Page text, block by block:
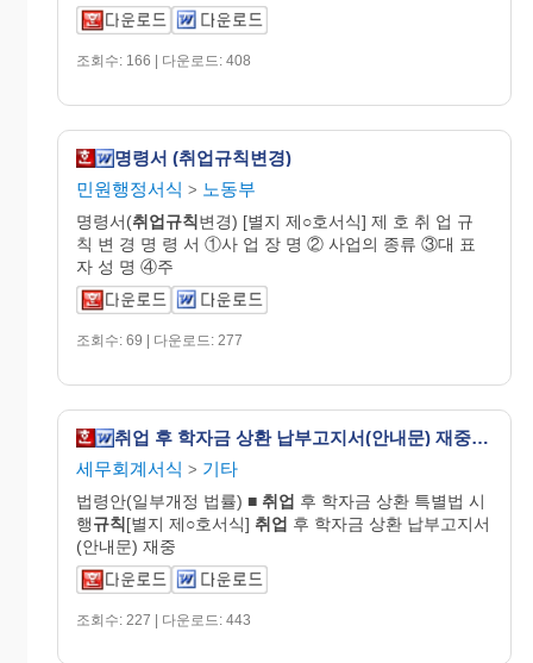
조회수: 166 | 다운로드: 408
명령서 (취업규칙변경)
민원행정서식 > 노동부
명령서(취업규칙변경) [별지 제○호서식] 제 호 취 업 규
칙 변 경 명 령 서 ①사 업 장 명 ② 사업의 종류 ③대 표
자 성 명 ④주
조회수: 69 | 다운로드: 277
취업 후 학자금 상환 납부고지서(안내문) 재중 [취업 후 학자금 상환 특별법 시행규칙 서식22]
세무회계서식 > 기타
법령안(일부개정 법률) ■ 취업 후 학자금 상환 특별법 시
행규칙[별지 제○호서식] 취업 후 학자금 상환 납부고지서
(안내문) 재중
조회수: 227 | 다운로드: 443